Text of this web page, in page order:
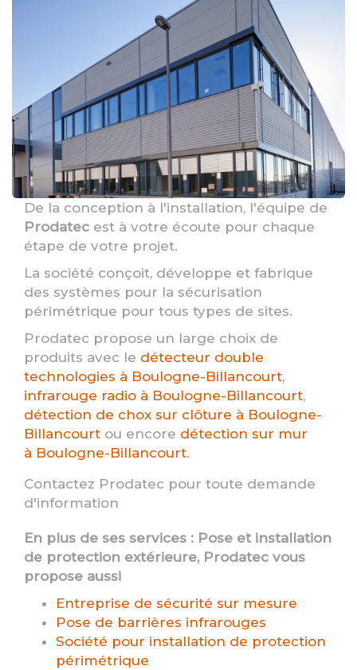
De la conception à l'installation, l'équipe de
Prodatec est à votre écoute pour chaque
étape de votre projet.
La société conçoit, développe et fabrique
des systèmes pour la sécurisation
périmétrique pour tous types de sites.
Prodatec propose un large choix de
produits avec le détecteur double
technologies à Boulogne-Billancourt,
infrarouge radio à Boulogne-Billancourt,
détection de chox sur clôture à Boulogne-
Billancourt ou encore détection sur mur
à Boulogne-Billancourt.
Contactez Prodatec pour toute demande
d'information
En plus de ses services : Pose et installation
de protection extérieure, Prodatec vous
propose aussi
Entreprise de sécurité sur mesure
Pose de barrières infrarouges
Société pour installation de protection
périmétrique